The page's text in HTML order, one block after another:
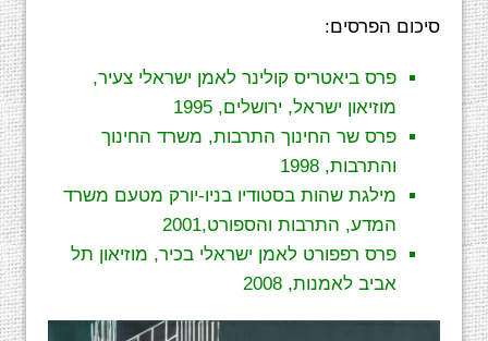
סיכום הפרסים:
פרס ביאטריס קולינר לאמן ישראלי צעיר,
מוזיאון ישראל, ירושלים, 1995
פרס שר החינוך התרבות, משרד החינוך
והתרבות, 1998
מילגת שהות בסטודיו בניו-יורק מטעם משרד
המדע, התרבות והספורט,2001
פרס רפפורט לאמן ישראלי בכיר, מוזיאון תל
אביב לאמנות, 2008